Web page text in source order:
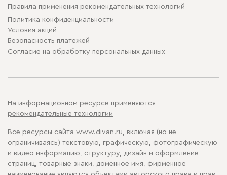
Правила применения рекомендательных технологий
Политика конфиденциальности
Условия акций
Безопасность платежей
Cогласие на обработку персональных данных
На информационном ресурсе применяются
рекомендательные технологии
Все ресурсы сайта www.divan.ru, включая (но не
ограничиваясь) текстовую, графическую, фотографическую
и видео информацию, структуру, дизайн и оформление
страниц, товарные знаки, доменное имя, фирменное